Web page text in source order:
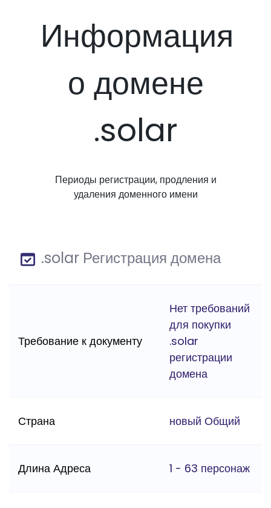
Информация
о домене
.solar
Периоды регистрации, продления и
удаления доменного имени
.solar Регистрация домена
Требование к документу
Нет требований
для покупки
.solar
регистрации
домена
Страна новый Общий
Длина Адреса 1 - 63 персонаж